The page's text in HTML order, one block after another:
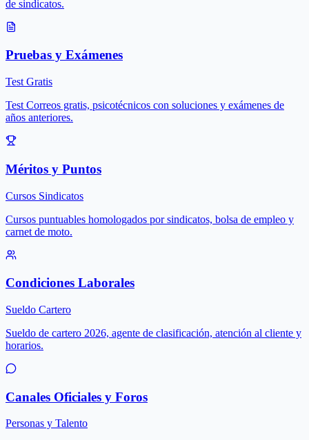
de sindicatos.
Pruebas y Exámenes
Test Gratis
Test Correos gratis, psicotécnicos con soluciones y exámenes de
años anteriores.
Méritos y Puntos
Cursos Sindicatos
Cursos puntuables homologados por sindicatos, bolsa de empleo y
carnet de moto.
Condiciones Laborales
Sueldo Cartero
Sueldo de cartero 2026, agente de clasificación, atención al cliente y
horarios.
Canales Oficiales y Foros
Personas y Talento